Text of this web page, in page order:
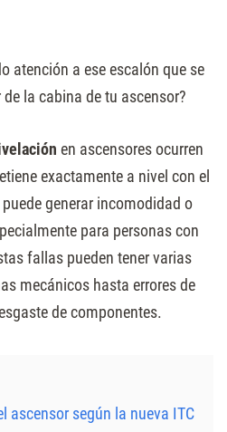
atención a ese escalón que se
la cabina de tu ascensor?
en ascensores ocurren
exactamente a nivel con el
generar incomodidad o
para personas con
fallas pueden tener varias
mecánicos hasta errores de
de componentes.
ascensor según la nueva ITC